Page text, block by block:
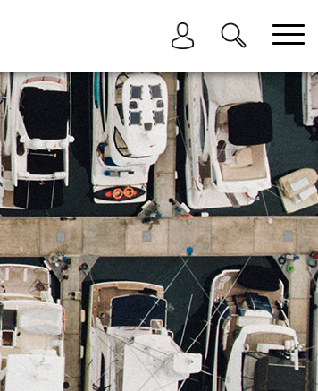
בחר תתקטגוריה בחר מיקום
הכל
ביוון / ליוון
בישראל
באילת
במרינה הרצליה
בכנרת
בהרצליה
בתל אביב
באשקלון